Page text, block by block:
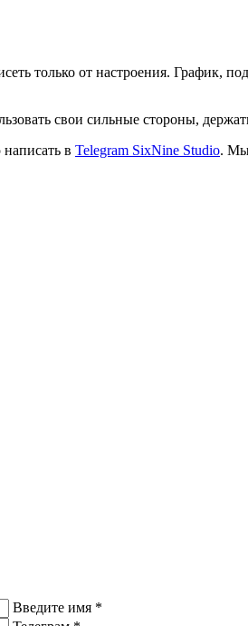
только от настроения. График,
свои сильные стороны,
в Telegram SixNine Studio. Мы
Введите имя *